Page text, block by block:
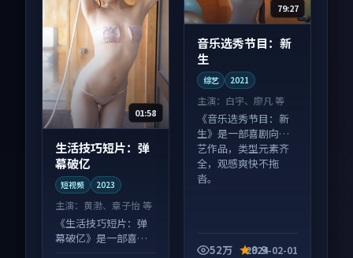
01:58
生活技巧短片：弹
幕破亿
短视频 2023
主演： 黄渤、章子怡 等
《生活技巧短片：弹
幕破亿》是一部喜剧
79:27
音乐选秀节目：新
生
综艺 2021
主演： 白宇、廖凡 等
《音乐选秀节目：新
生》是一部喜剧向综
艺作品，类型元素齐
全，观感爽快不拖
沓。
52万 9.9
2024-02-01